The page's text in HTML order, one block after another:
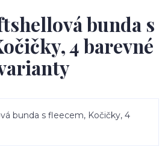
bunda s
4 barevné